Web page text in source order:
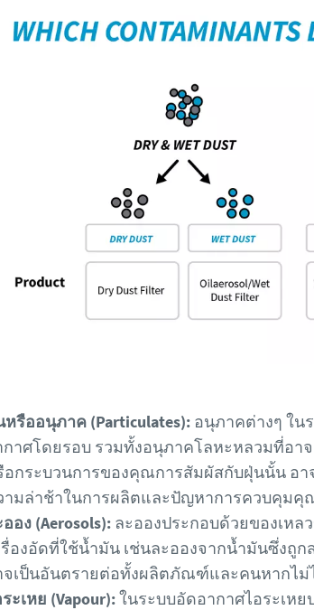
หรืออนุภาค (Particulates): อนุภาคต่างๆ ใน
กาศโดยรอบ รวมทั้งอนุภาคโลหะหลวมที่อา
อกระบวนการของคุณการสัมผัสกับฝุ่นนั้น อ
ามล่าช้าในการผลิตและปัญหาการควบคุม
อง (Aerosols): ละอองประกอบด้วยของเหล
รื่องอัดที่ใช้น้ำมัน เช่นละอองจากน้ำมันซึ่ง
จเป็นอันตรายต่อทั้งผลิตภัณฑ์และคนหากไม่
ะเหย (Vapour):ในระบบอัดอากาศไอระเห